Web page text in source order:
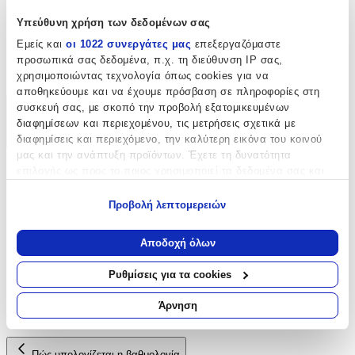
Υπεύθυνη χρήση των δεδομένων σας
Εμείς και οι 1022 συνεργάτες μας επεξεργαζόμαστε
προσωπικά σας δεδομένα, π.χ. τη διεύθυνση IP σας,
χρησιμοποιώντας τεχνολογία όπως cookies για να
αποθηκεύουμε και να έχουμε πρόσβαση σε πληροφορίες στη
συσκευή σας, με σκοπό την προβολή εξατομικευμένων
διαφημίσεων και περιεχομένου, τις μετρήσεις σχετικά με
διαφημίσεις και περιεχόμενο, την καλύτερη εικόνα του κοινού
μας και την ανάπτυξη προϊόντων. Έχετε τη δυνατότητα
Να συλλέξουμε πληροφορίες σχετικά με τη γεωγραφική
σας τοποθεσία, οι οποίες μπορεί να είναι ακριβείς σε
απόσταση μερικών μέτρων
Να αναγνωρίσουμε τη συσκευή σας σαρώνοντας ενεργά
για συγκεκριμένα χαρακτηριστικά (δακτυλικό αποτύπωμα)
Μάθετε περισσότερα σχετικά με τον τρόπο επεξεργασίας των
προσωπικών σας δεδομένων και καθορίστε τις προτιμήσεις σας
στηνενότητα “Λεπτομέρειες”. Μπορείτε να αλλάξετε ή να
Προβολή λεπτομερειών
Αποδοχή όλων
Ρυθμίσεις για τα cookies
Άρνηση
Χαρακτηριστικά
Είδος:
Δαντέλες
Χαρακτηριστικά
+
Χαρακτηριστικά
Αξιολογήσεις
Προς το παρόν δεν υπάρχουν άλλες αξιολογήσεις. Όταν
προστεθούν, θα εμφανιστούν εδώ.